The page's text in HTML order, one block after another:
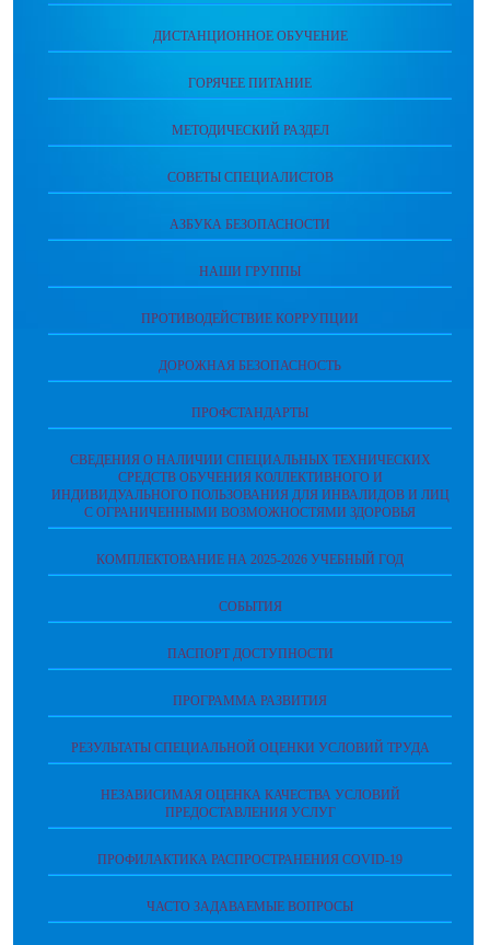
ДИСТАНЦИОННОЕ ОБУЧЕНИЕ
ГОРЯЧЕЕ ПИТАНИЕ
МЕТОДИЧЕСКИЙ РАЗДЕЛ
СОВЕТЫ СПЕЦИАЛИСТОВ
АЗБУКА БЕЗОПАСНОСТИ
НАШИ ГРУППЫ
ПРОТИВОДЕЙСТВИЕ КОРРУПЦИИ
ДОРОЖНАЯ БЕЗОПАСНОСТЬ
ПРОФСТАНДАРТЫ
СВЕДЕНИЯ О НАЛИЧИИ СПЕЦИАЛЬНЫХ ТЕХНИЧЕСКИХ
СРЕДСТВ ОБУЧЕНИЯ КОЛЛЕКТИВНОГО И
ИНДИВИДУАЛЬНОГО ПОЛЬЗОВАНИЯ ДЛЯ ИНВАЛИДОВ И ЛИЦ
С ОГРАНИЧЕННЫМИ ВОЗМОЖНОСТЯМИ ЗДОРОВЬЯ
КОМПЛЕКТОВАНИЕ НА 2025-2026 УЧЕБНЫЙ ГОД
СОБЫТИЯ
ПАСПОРТ ДОСТУПНОСТИ
ПРОГРАММА РАЗВИТИЯ
РЕЗУЛЬТАТЫ СПЕЦИАЛЬНОЙ ОЦЕНКИ УСЛОВИЙ ТРУДА
НЕЗАВИСИМАЯ ОЦЕНКА КАЧЕСТВА УСЛОВИЙ
ПРЕДОСТАВЛЕНИЯ УСЛУГ
ПРОФИЛАКТИКА РАСПРОСТРАНЕНИЯ COVID-19
ЧАСТО ЗАДАВАЕМЫЕ ВОПРОСЫ